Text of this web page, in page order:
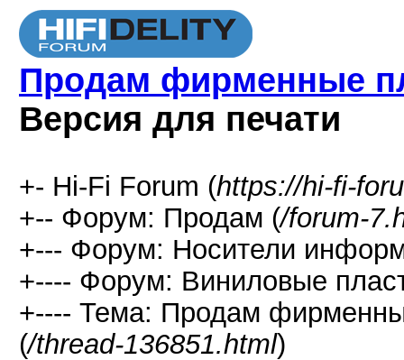
Продам фирменные
Версия для печати
+- Hi-Fi Forum (https://hi-fi-
+-- Форум: Продам (/forum-
+--- Форум: Носители
+---- Форум: Виниловые
+---- Тема: Продам
(/thread-136851.html)